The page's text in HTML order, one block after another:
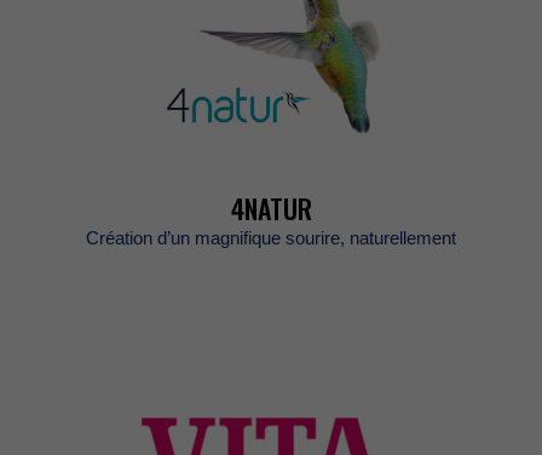
4NATUR
Créationd’unmagnifiquesourire,naturellement